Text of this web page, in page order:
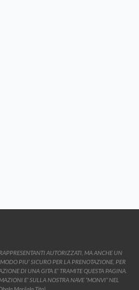
AUTORIZZATI, MA ANCHE UN
PIU’ SICURO PER LA PRENOTAZIONE, PER
DI UNA GITA E’ TRAMITE QUESTA PAGINA.
E’ SULLA NOSTRA NAVE “MONVI” NEL